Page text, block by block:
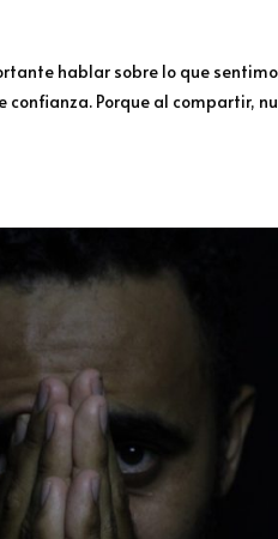
hablar sobre lo que
Porque al compartir,